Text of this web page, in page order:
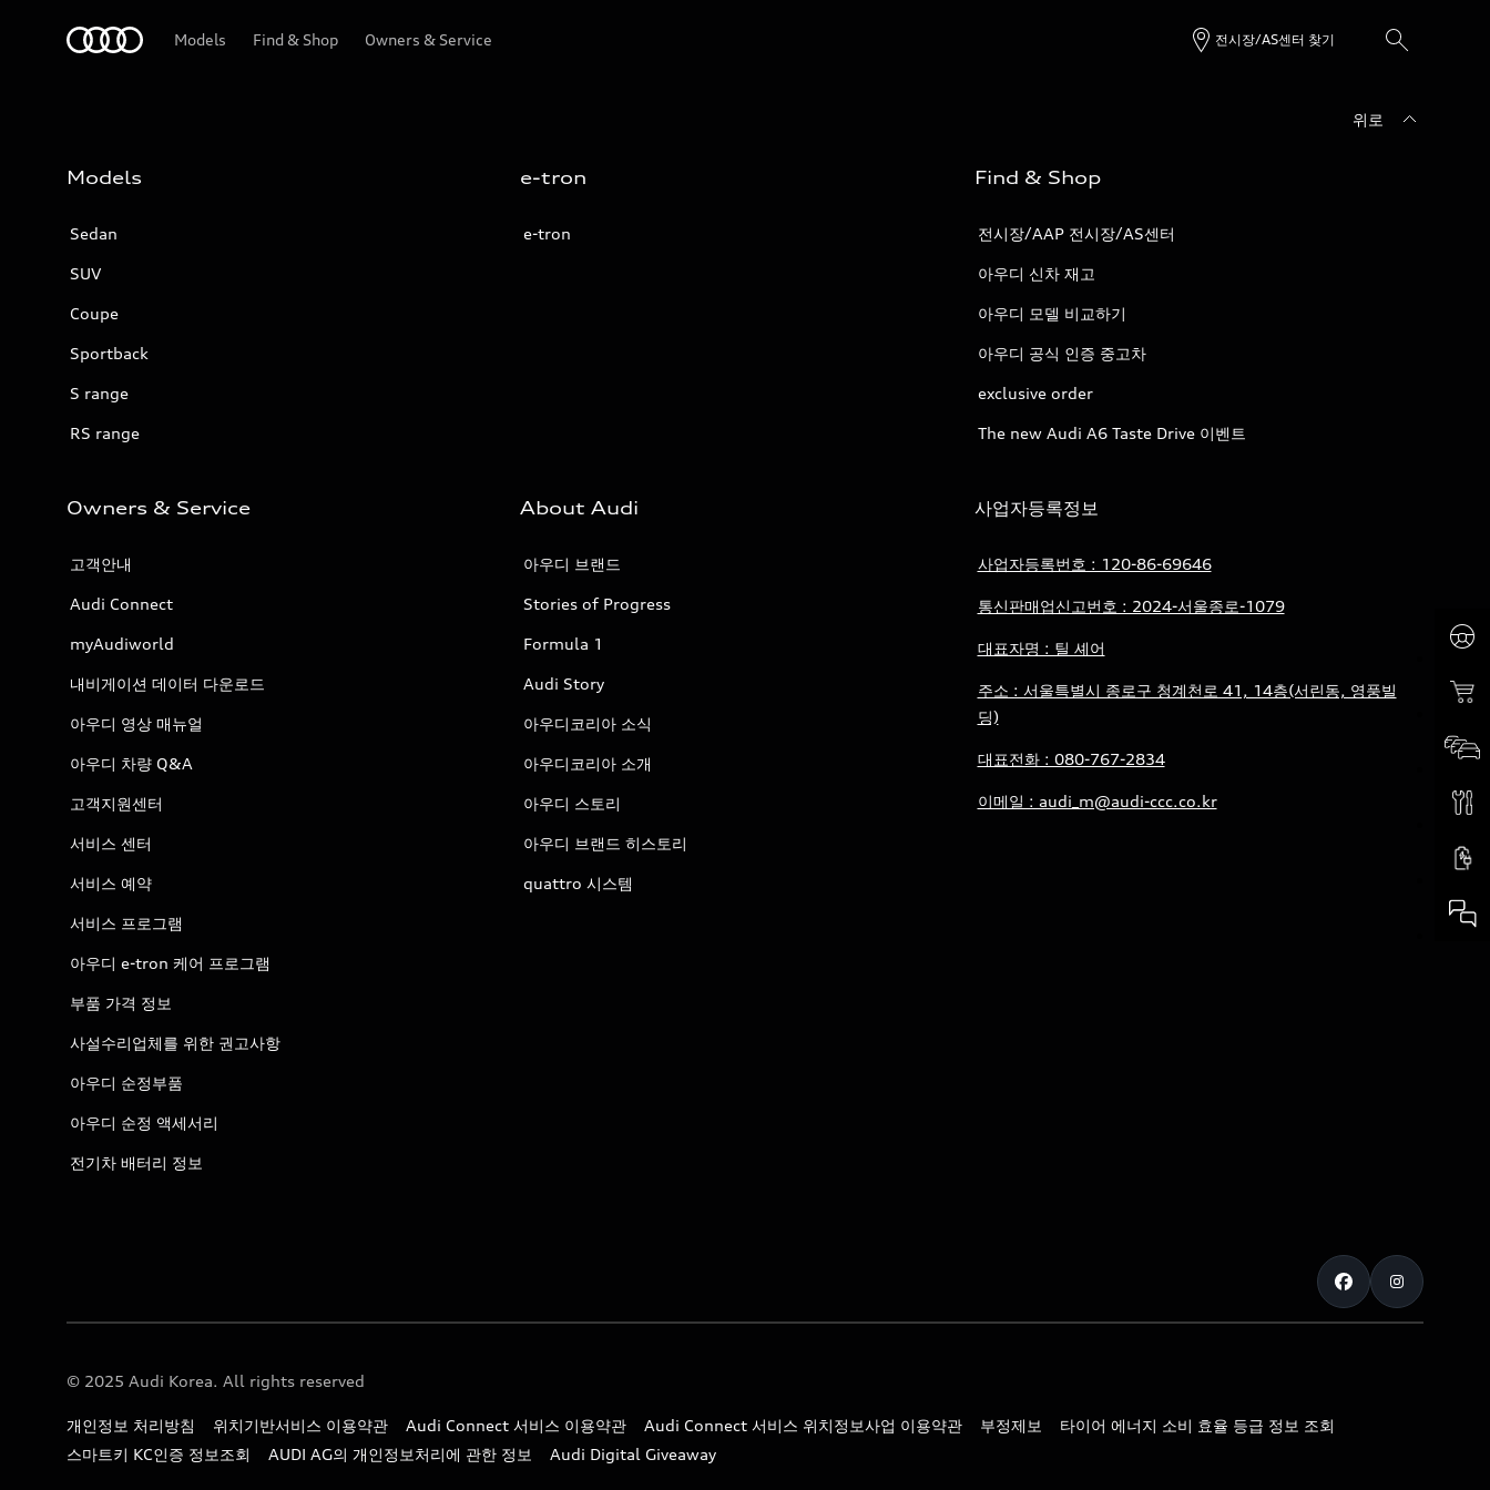
Models Find & Shop Owners & Service 전시장/AS센터 찾기
위로
Models
Sedan
SUV
Coupe
Sportback
S range
RS range
e-tron
e-tron
Find & Shop
전시장/AAP 전시장/AS센터
아우디 신차 재고
아우디 모델 비교하기
아우디 공식 인증 중고차
exclusive order
The new Audi A6 Taste Drive 이벤트
Owners & Service
고객안내
Audi Connect
myAudiworld
내비게이션 데이터 다운로드
아우디 영상 매뉴얼
아우디 차량 Q&A
고객지원센터
서비스 센터
서비스 예약
서비스 프로그램
아우디 e-tron 케어 프로그램
부품 가격 정보
사설수리업체를 위한 권고사항
아우디 순정부품
아우디 순정 액세서리
전기차 배터리 정보
About Audi
아우디 브랜드
Stories of Progress
Formula 1
Audi Story
아우디코리아 소식
아우디코리아 소개
아우디 스토리
아우디 브랜드 히스토리
quattro 시스템
사업자등록정보
사업자등록번호 : 120-86-69646
통신판매업신고번호 : 2024-서울종로-1079
대표자명 : 틸 셰어
주소 : 서울특별시 종로구 청계천로 41, 14층(서린동, 영풍빌
딩)
대표전화 : 080-767-2834
이메일 : audi_m@audi-ccc.co.kr
© 2025 Audi Korea. All rights reserved
개인정보 처리방침 위치기반서비스 이용약관 Audi Connect 서비스 이용약관 Audi Connect 서비스 위치정보사업 이용약관 부정제보
타이어 에너지 소비 효율 등급 정보 조회
스마트키 KC인증 정보조회
AUDI AG의 개인정보처리에 관한 정보 Audi Digital Giveaway